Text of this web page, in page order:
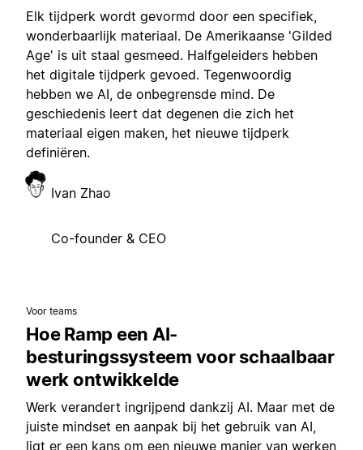
Elk tijdperk wordt gevormd door een specifiek,
wonderbaarlijk materiaal. De Amerikaanse 'Gilded
Age' is uit staal gesmeed. Halfgeleiders hebben
het digitale tijdperk gevoed. Tegenwoordig
hebben we AI, de onbegrensde mind. De
geschiedenis leert dat degenen die zich het
materiaal eigen maken, het nieuwe tijdperk
definiëren.
Ivan Zhao
Co-founder & CEO
Voor teams
Hoe Ramp een AI-
besturingssysteem voor schaalbaar
werk ontwikkelde
Werk verandert ingrijpend dankzij AI. Maar met de
juiste mindset en aanpak bij het gebruik van AI,
ligt er een kans om een nieuwe manier van werken